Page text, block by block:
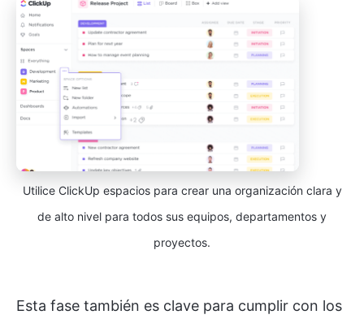
Utilice ClickUp espacios para crear una organización clara y
de alto nivel para todos sus equipos, departamentos y
proyectos.
Esta fase también es clave para cumplir con los